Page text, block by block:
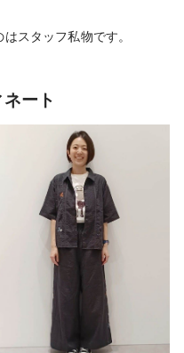
スタッフ私物です。
ート